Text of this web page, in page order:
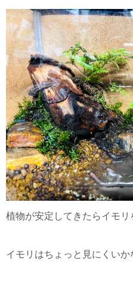
植物が安定してきたらイモリ
イモリはちょっと見にくいか